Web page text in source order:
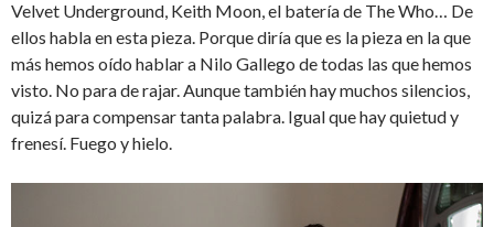
Velvet Underground, Keith Moon, el batería de The Who… De
ellos habla en esta pieza. Porque diría que es la pieza en la que
más hemos oído hablar a Nilo Gallego de todas las que hemos
visto. No para de rajar. Aunque también hay muchos silencios,
quizá para compensar tanta palabra. Igual que hay quietud y
frenesí. Fuego y hielo.